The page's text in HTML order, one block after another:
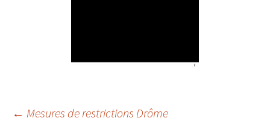
← Mesures de restrictions Drôme